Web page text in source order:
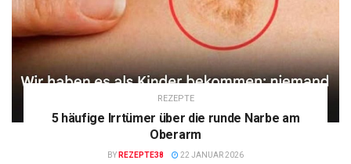
REZEPTE
5 häufige Irrtümer über die runde Narbe am
Oberarm
BY REZEPTE38 22 JANUAR 2026